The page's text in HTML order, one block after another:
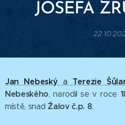
JOSEFA
Jan Nebeský a Terezie
Nebeského, narodil se v roce
místě, snad Žalov č.p. 8.